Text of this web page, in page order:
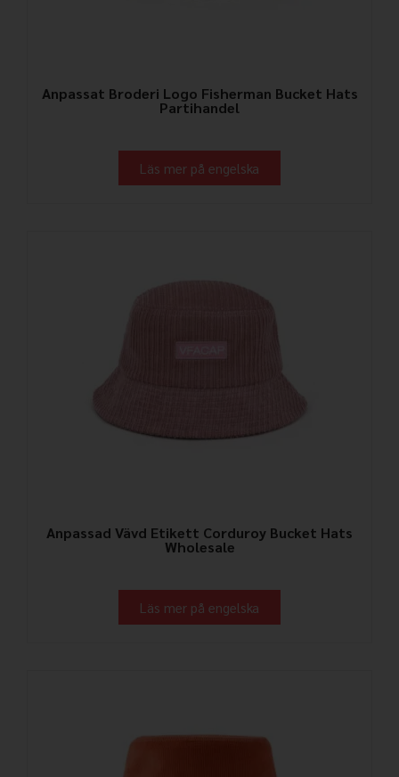
Anpassat Broderi Logo Fisherman Bucket Hats
Partihandel
Läs mer på engelska
Anpassad Vävd Etikett Corduroy Bucket Hats
Wholesale
Läs mer på engelska